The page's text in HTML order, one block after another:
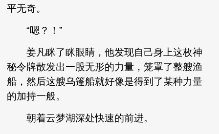
平无奇。
“嗯？！”
姜凡眯了眯眼睛，他发现自己身上这枚神
秘令牌散发出一股无形的力量，笼罩了整艘渔
船，然后这艘乌篷船就好像是得到了某种力量
的加持一般。
朝着云梦湖深处快速的前进。